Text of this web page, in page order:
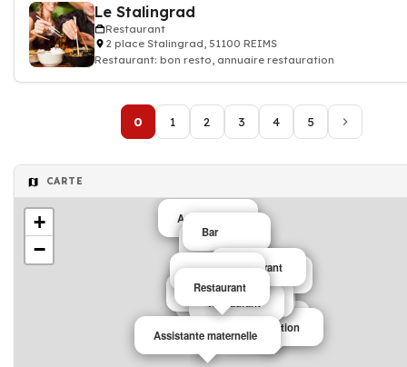
Le Stalingrad
Restaurant
2 place Stalingrad, 51100 REIMS
Restaurant: bon resto, annuaire restauration
0 1 2 3 4 5
CARTE
Association
Association
Association
Restaurant
Restaurant
Restaurant
Restaurant
Bar
Bar
Restaurant
Restaurant
Restaurant
Assistante maternelle
Restaurant
+
−